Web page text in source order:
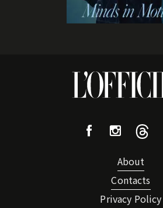
About
Contacts
Privacy Policy